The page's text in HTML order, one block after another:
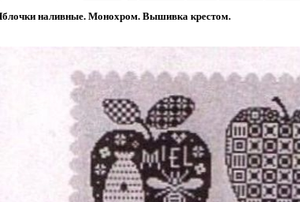
наливные. Монохром. Вышивка крестом.